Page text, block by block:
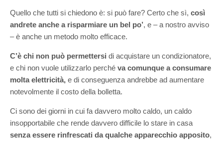
Quello che tutti si chiedono è: si può fare? Certo che sì, così
andrete anche a risparmiare un bel po’, e – a nostro avviso
– è anche un metodo molto efficace.
C’è chi non può permettersi di acquistare un condizionatore,
e chi non vuole utilizzarlo perché va comunque a consumare
molta elettricità, e di conseguenza andrebbe ad aumentare
notevolmente il costo della bolletta.
Ci sono dei giorni in cui fa davvero molto caldo, un caldo
insopportabile che rende davvero difficile lo stare in casa
senza essere rinfrescati da qualche apparecchio apposito,